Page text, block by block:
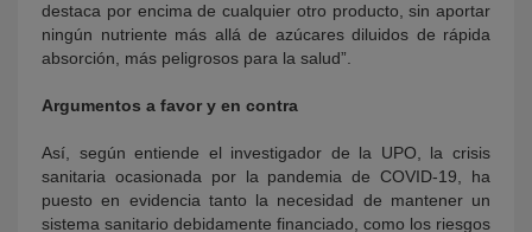
destaca por encima de cualquier otro producto, sin aportar
ningún nutriente más allá de azúcares diluidos de rápida
absorción, más peligrosos para la salud”.
Argumentos a favor y en contra
Así, según entiende el investigador de la UPO, la crisis
sanitaria ocasionada por la pandemia de COVID-19, ha
puesto en evidencia tanto la necesidad de mantener un
sistema sanitario debidamente financiado, como los riesgos